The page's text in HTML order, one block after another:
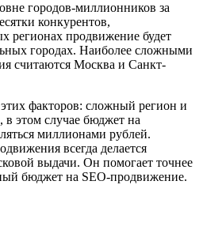
городов-миллионников за
конкурентов,
регионах продвижение будет
городах. Наиболее сложными
считаются Москва и Санкт-
факторов: сложный регион и
этом случае бюджет на
миллионами рублей.
всегда делается
выдачи. Он помогает точнее
бюджет на SEO-продвижение.